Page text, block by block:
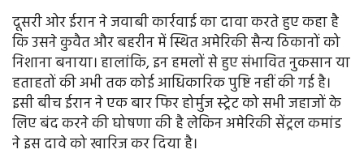
दूसरी ओर ईरान ने जवाबी कार्रवाई का दावा करते हुए कहा है
कि उसने कुवैत और बहरीन में स्थित अमेरिकी सैन्य ठिकानों को
निशाना बनाया। हालांकि, इन हमलों से हुए संभावित नुकसान या
हताहतों की अभी तक कोई आधिकारिक पुष्टि नहीं की गई है।
इसी बीच ईरान ने एक बार फिर होर्मुज स्ट्रेट को सभी जहाजों के
लिए बंद करने की घोषणा की है लेकिन अमेरिकी सेंट्रल कमांड
ने इस दावे को खारिज कर दिया है।